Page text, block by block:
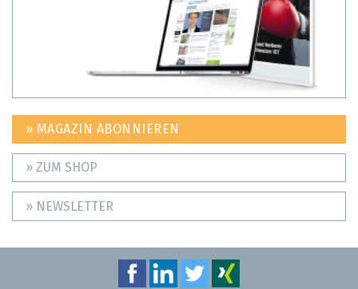
» MAGAZIN ABONNIEREN
» ZUM SHOP
» NEWSLETTER